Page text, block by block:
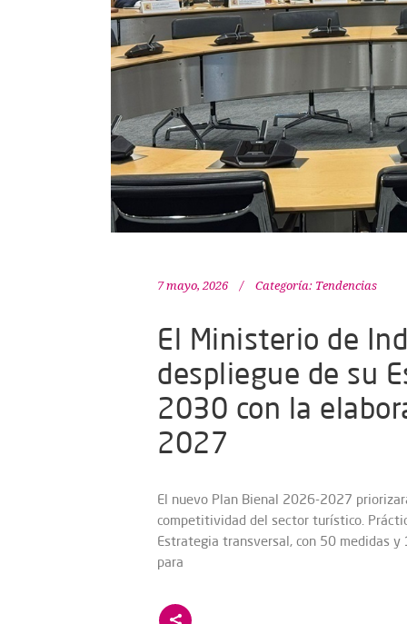
7 mayo, 2026 Categoría: Tendencias
El Ministerio de
despliegue de su
2030 con la
2027
El nuevo Plan Bienal 2026-2027
competitividad del sector turístico.
Estrategia transversal, con 50 medidas
para